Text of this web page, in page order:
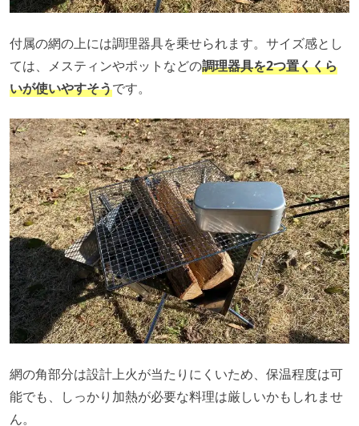
付属の網の上には調理器具を乗せられます。サイズ感とし
ては、メスティンやポットなどの調理器具を2つ置くくら
いが使いやすそうです。
網の角部分は設計上火が当たりにくいため、保温程度は可
能でも、しっかり加熱が必要な料理は厳しいかもしれませ
ん。